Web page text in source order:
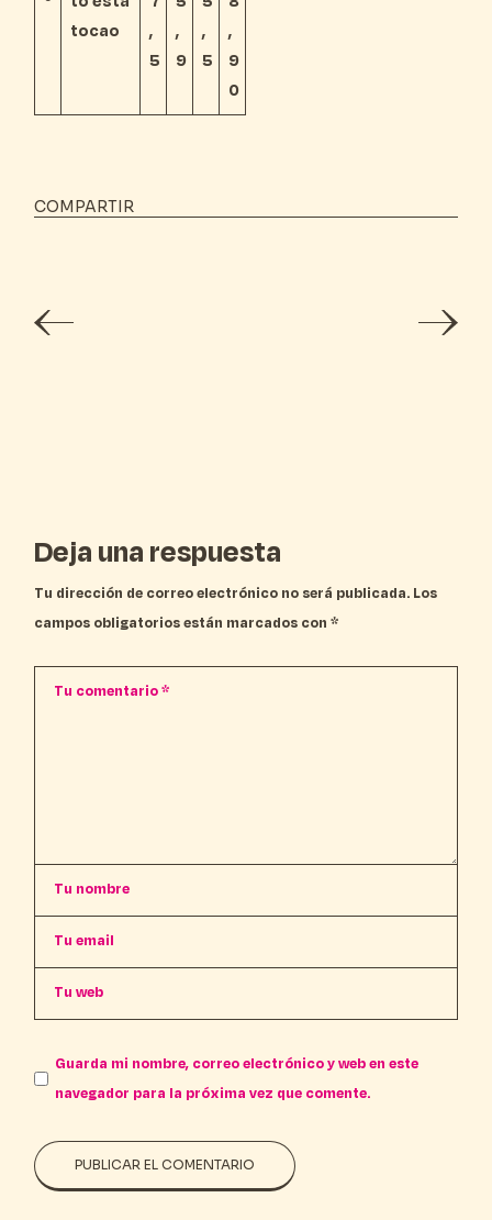
tocao
,
5
,
9
,
5
,
9
0
COMPARTIR
Deja una respuesta
Tu dirección de correo electrónico no será publicada. Los
campos obligatorios están marcados con*
Guarda mi nombre, correo electrónico y web en este
navegador para la próxima vez que comente.
PUBLICAR EL COMENTARIO